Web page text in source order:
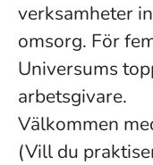
verksamheter
omsorg. För
Universums
arbetsgivare.
Välkommen
(Vill du